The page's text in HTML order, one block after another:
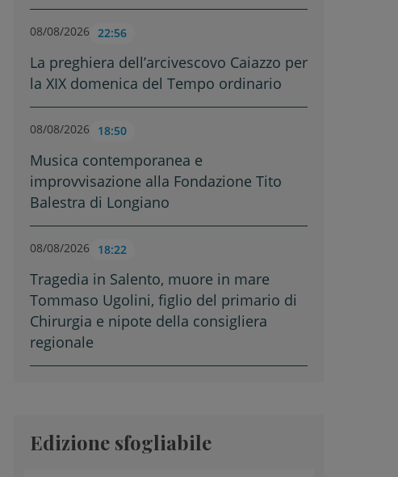
08/08/2026 22:56
La preghiera dell’arcivescovo Caiazzo per
la XIX domenica del Tempo ordinario
08/08/2026 18:50
Musica contemporanea e
improvvisazione alla Fondazione Tito
Balestra di Longiano
08/08/2026 18:22
Tragedia in Salento, muore in mare
Tommaso Ugolini, figlio del primario di
Chirurgia e nipote della consigliera
regionale
Edizione sfogliabile